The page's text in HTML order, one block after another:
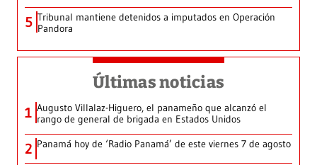
5 Tribunal mantiene detenidos a imputados en Operación
Pandora
Últimas noticias
1 Augusto Villalaz-Higuero, el panameño que alcanzó el
rango de general de brigada en Estados Unidos
2 Panamá hoy de ‘Radio Panamá’ de este viernes 7 de agosto